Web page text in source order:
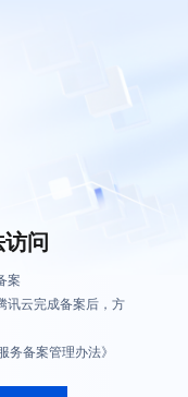
访问
案
讯云完成备案后，方
务备案管理办法》